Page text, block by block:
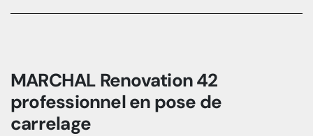
MARCHAL Renovation 42
professionnel en pose de
carrelage